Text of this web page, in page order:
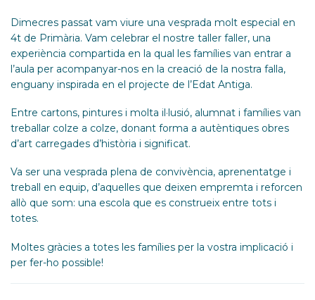
Dimecres passat vam viure una vesprada molt especial en
4t de Primària. Vam celebrar el nostre taller faller, una
experiència compartida en la qual les famílies van entrar a
l’aula per acompanyar-nos en la creació de la nostra falla,
enguany inspirada en el projecte de l’Edat Antiga.
Entre cartons, pintures i molta il·lusió, alumnat i famílies van
treballar colze a colze, donant forma a autèntiques obres
d’art carregades d’història i significat.
Va ser una vesprada plena de convivència, aprenentatge i
treball en equip, d’aquelles que deixen empremta i reforcen
allò que som: una escola que es construeix entre tots i
totes.
Moltes gràcies a totes les famílies per la vostra implicació i
per fer-ho possible!